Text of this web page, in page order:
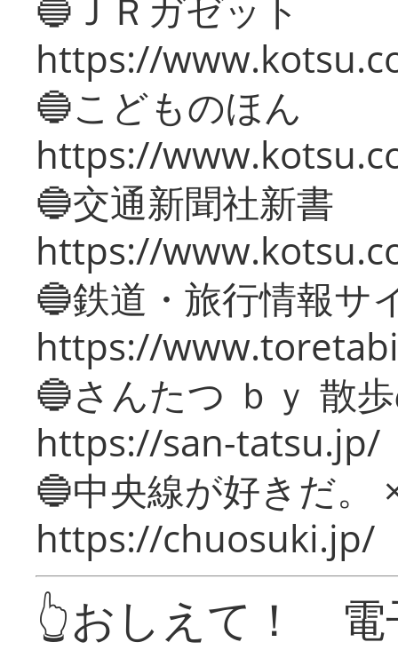
🔵ＪＲガゼット
https://
🔵こどものほん
https://
🔵交通新聞社新書
https://
🔵鉄道・旅行情報サ
https://
🔵さんたつ ｂｙ 散
https://san-tatsu.jp/
🔵中央線が好きだ。
https://chuosuki.jp/
👆おしえて！ 電